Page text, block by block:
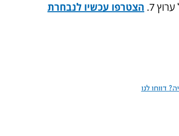
7.
הצטרפו עכשיו לנבחרת
דווחו לנו